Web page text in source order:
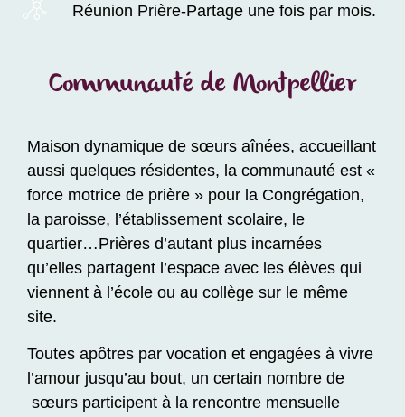
Réunion Prière-Partage une fois par mois.
Communauté de Montpellier
Maison dynamique de sœurs aînées, accueillant
aussi quelques résidentes, la communauté est «
force motrice de prière » pour la Congrégation,
la paroisse, l’établissement scolaire, le
quartier…Prières d’autant plus incarnées
qu’elles partagent l’espace avec les élèves qui
viennent à l’école ou au collège sur le même
site.
Toutes apôtres par vocation et engagées à vivre
l’amour jusqu’au bout, un certain nombre de
sœurs participent à la rencontre mensuelle